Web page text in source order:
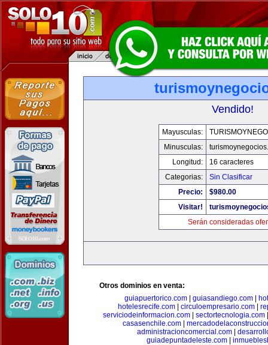
Vendido!
Mayusculas:
Minusculas:
Longitud:
16 caracteres
Categorias:
Sin Clasificar
Precio:
$980.00
Visitar!
Serán consideradas
Otros dominios en venta:
guiapuertorico.com| guiasandiego.com|
hotelesrecife.com| circuloempresario.com|
serviciodeinformacion.com
sectortecnologia.com
casasenchile.com|
administracioncomercial.com|
guiadepuntadeleste.com